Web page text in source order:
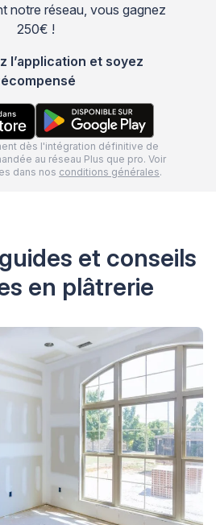
notre réseau, vous gagnez
250€ !
l’application et soyez
dès l'intégration définitive de
au réseau Plus que pro. Voir
dans nos conditions générales.
et conseils
en plâtrerie